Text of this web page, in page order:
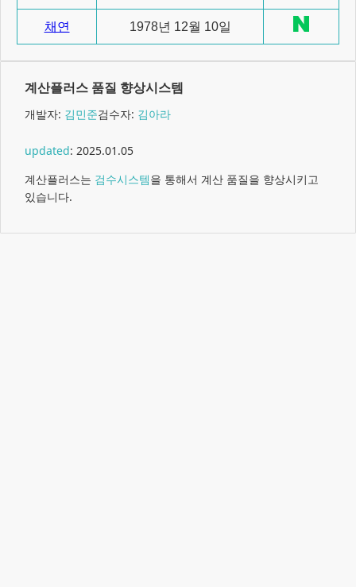
채연 1978년 12월 10일
계산플러스 품질 향상시스템
개발자: 김민준검수자: 김아라
updated: 2025.01.05
계산플러스는 검수시스템을 통해서 계산 품질을 향상시키고
있습니다.